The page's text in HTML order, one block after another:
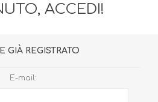
ACCEDI!
GIÀ REGISTRATO
E-mail: